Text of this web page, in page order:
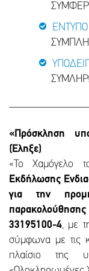
«Πρόσκληση
(Έληξε)
«Το Χαμόγελο
Εκδήλωσης
για την
33195100-4, με
σύμφωνα με τις
πλαίσιο της